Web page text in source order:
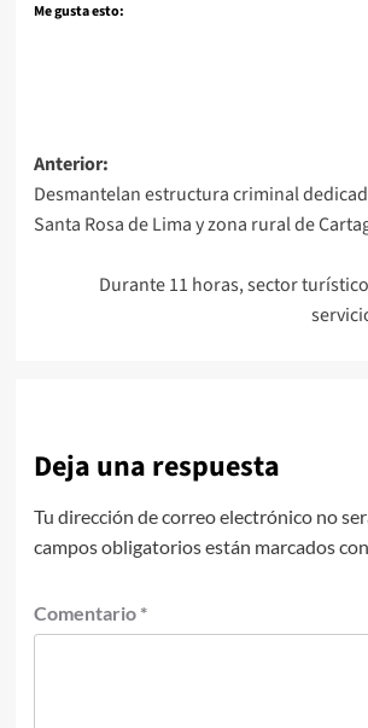
Me gusta esto:
Navegación
de
entradas
Anterior:
Desmantelan estructura criminal
Santa Rosa de Lima y zona rural de
Durante 11 horas, sector
Deja una respuesta
Tu dirección de correo electrónico no
campos obligatorios están marcados con
Comentario *